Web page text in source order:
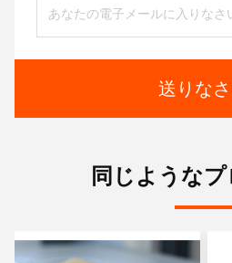
送りな
同じようなプ